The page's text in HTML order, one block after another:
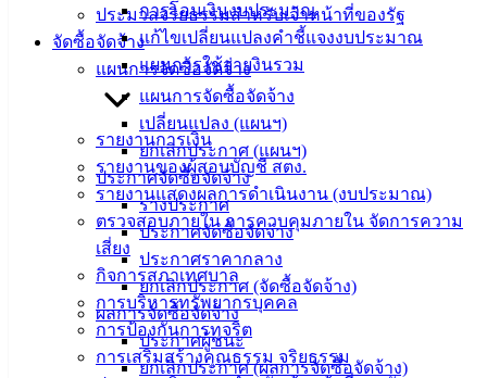
ประมวลจริยธรรมสำหรับเจ้าหน้าที่ของรัฐ
จัดซื้อจัดจ้าง
แผนการจัดซื้อจัดจ้าง
แผนการจัดซื้อจัดจ้าง
เปลี่ยนแปลง (แผนฯ)
ยกเลิกประกาศ (แผนฯ)
ประกาศจัดซื้อจัดจ้าง
ร่างประกาศ
ประกาศจัดซื้อจัดจ้าง
ประกาศราคากลาง
ยกเลิกประกาศ (จัดซื้อจัดจ้าง)
ผลการจัดซื้อจัดจ้าง
ประกาศผู้ชนะ
ยกเลิกประกาศ (ผลการจัดซื้อจัดจ้าง)
การโอนเงินงบประมาณ
แก้ไขเปลี่ยนแปลงคำชี้แจงงบประมาณ
แผนการใช้จ่ายงินรวม
รายงานการเงิน
รายงานของผู้สอบบัญชี สตง.
รายงานแสดงผลการดำเนินงาน (งบประมาณ)
ตรวจสอบภายใน การควบคุมภายใน จัดการความ
เสี่ยง
กิจการสภาเทศบาล
การบริหารทรัพยากรบุคคล
การป้องกันการทุจริต
การเสริมสร้างคุณธรรม จริยธรรม
บริการ
ประชาชน
ดาวน์โหลด
แบบ
ฟอร์ม,
เอกสาร
สำหรับ
ประชาชน/
คู่มือการ
ปฏิบัติ